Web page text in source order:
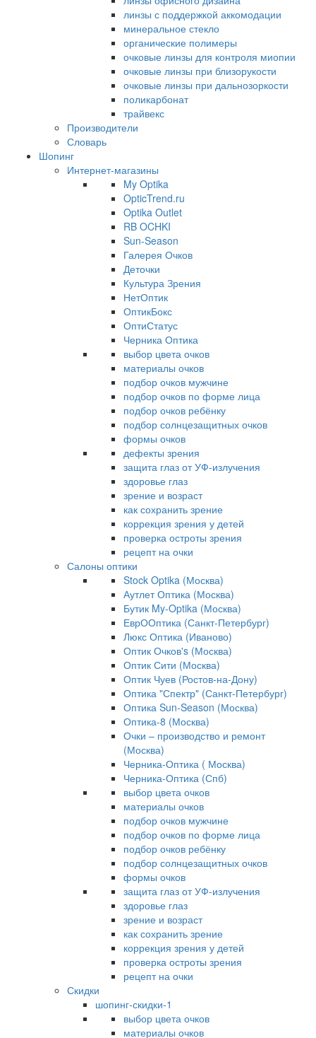
линзы с поддержкой аккомодации
минеральное стекло
органические полимеры
очковые линзы для контроля миопии
очковые линзы при близорукости
очковые линзы при дальнозоркости
поликарбонат
трайвекс
Производители
Словарь
Шопинг
Интернет-магазины
My Optika
OpticTrend.ru
Optika Outlet
RB OCHKI
Sun-Season
Галерея Очков
Деточки
Культура Зрения
НетОптик
ОптикБокс
ОптиСтатус
Черника Оптика
выбор цвета очков
материалы очков
подбор очков мужчине
подбор очков по форме лица
подбор очков ребёнку
подбор солнцезащитных очков
формы очков
дефекты зрения
защита глаз от УФ-излучения
здоровье глаз
зрение и возраст
как сохранить зрение
коррекция зрения у детей
проверка остроты зрения
рецепт на очки
Салоны оптики
Stock Optika (Москва)
Аутлет Оптика (Москва)
Бутик My-Optika (Москва)
ЕврООптика (Санкт-Петербург)
Люкс Оптика (Иваново)
Оптик Очков's (Москва)
Оптик Сити (Москва)
Оптик Чуев (Ростов-на-Дону)
Оптика "Спектр" (Санкт-Петербург)
Оптика Sun-Season (Москва)
Оптика-8 (Москва)
Очки – производство и ремонт
(Москва)
Черника-Оптика ( Москва)
Черника-Оптика (Спб)
выбор цвета очков
материалы очков
подбор очков мужчине
подбор очков по форме лица
подбор очков ребёнку
подбор солнцезащитных очков
формы очков
защита глаз от УФ-излучения
здоровье глаз
зрение и возраст
как сохранить зрение
коррекция зрения у детей
проверка остроты зрения
рецепт на очки
Скидки
шопинг-скидки-1
выбор цвета очков
материалы очков